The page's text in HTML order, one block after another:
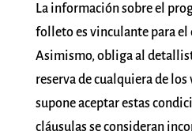
La información sobre el
folleto es vinculante para el
Asimismo, obliga al
reserva de cualquiera de
supone aceptar estas
cláusulas se consideran